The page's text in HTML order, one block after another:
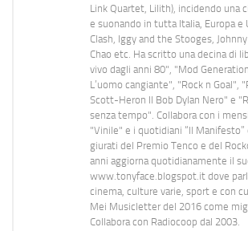
Link Quartet, Lilith), incidendo una
e suonando in tutta Italia, Europa e
Clash, Iggy and the Stooges,
Chao etc. Ha scritto una decina di
vivo dagli anni 80", "Mod
L’uomo cangiante", "Rock n Goal",
Scott-Heron Il Bob Dylan Nero" e
senza tempo". Collabora con i
"Vinile" e i quotidiani “Il Manifesto”
giurati del Premio Tenco e del
anni aggiorna quotidianamente il
www.tonyface.blogspot.it dove
cinema, culture varie, sport e con
Mei Musicletter del 2016 come
Collabora con Radiocoop dal 2003.